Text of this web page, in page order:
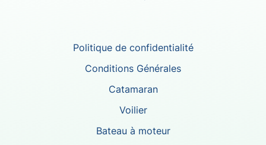
Politique de confidentialité
Conditions Générales
Catamaran
Voilier
Bateau à moteur